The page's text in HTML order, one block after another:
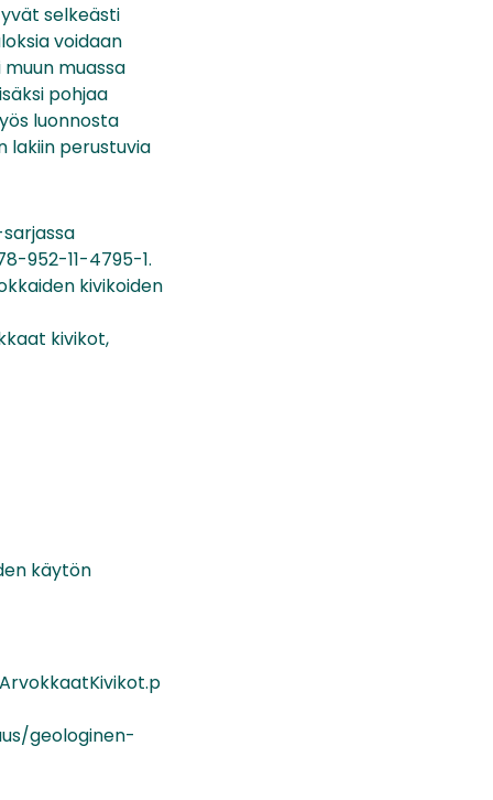
selkeästi
voidaan
muassa
pohjaa
luonnosta
lakiin perustuvia
952-11-4795-1.
kivikoiden
kivikot,
käytön
geologinen-